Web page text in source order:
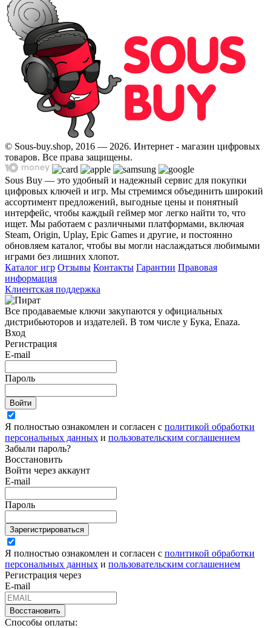
© Sous-buy.shop, 2016 — 2026. Интернет - магазин цифровых
товаров. Все права защищены.
Sous Buy — это удобный и надежный сервис для покупки
цифровых ключей и игр. Мы стремимся объединить широкий
ассортимент предложений, выгодные цены и понятный
интерфейс, чтобы каждый геймер мог легко найти то, что
ищет. Мы работаем с различными платформами, включая
Steam, Origin, Uplay, Epic Games и другие, и постоянно
обновляем каталог, чтобы вы могли наслаждаться любимыми
играми без лишних хлопот.
Каталог игр Отзывы Контакты Гарантии Правовая
информация
Клиентская поддержка
Все продаваемые ключи закупаются у официальных
дистрибьюторов и издателей. В том числе у Бука, Enaza.
Вход
Регистрация
E-mail
Пароль
Войти
Я полностью ознакомлен и согласен с политикой обработки
персональных данных и пользовательским соглашением
Забыли пароль?
Восстановить
Войти через аккаунт
E-mail
Пароль
Зарегистрироваться
Я полностью ознакомлен и согласен с политикой обработки
персональных данных и пользовательским соглашением
Регистрация через
E-mail
Восстановить
Способы оплаты: